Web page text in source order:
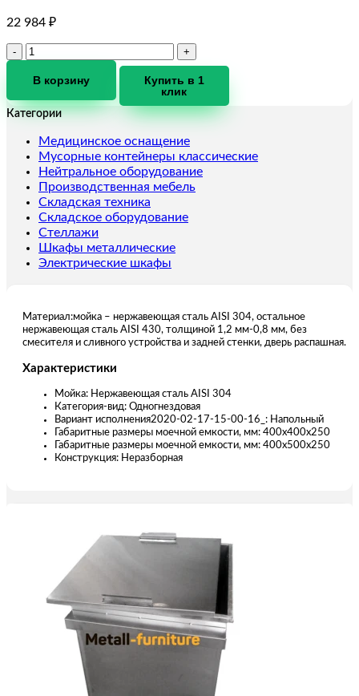
22 984 ₽
Количество
Ванна
1-
закрытая
длина
600
мм
В корзину
Купить в 1
клик
Категории
Медицинское оснащение
Мусорные контейнеры классические
Нейтральное оборудование
Производственная мебель
Складская техника
Складское оборудование
Стеллажи
Шкафы металлические
Электрические шкафы
Материал:мойка – нержавеющая сталь AISI 304, остальное
нержавеющая сталь AISI 430, толщиной 1,2 мм-0,8 мм, без
смесителя и сливного устройства и задней стенки, дверь распашная.
Характеристики
Мойка: Нержавеющая сталь AISI 304
Категория-вид: Одногнездовая
Вариант исполнения2020-02-17-15-00-16_: Напольный
Габаритные размеры моечной емкости, мм: 400х400х250
Габаритные размеры моечной емкости, мм: 400х500х250
Конструкция: Неразборная